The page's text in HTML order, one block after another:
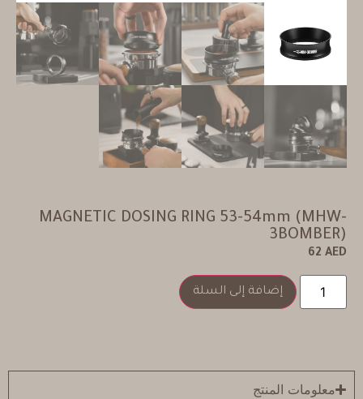
MAGNETIC DOSING RING 53-54mm (MHW-
3BOMBER)
62 AED
إضافة إلى السلة
معلومات المنتج